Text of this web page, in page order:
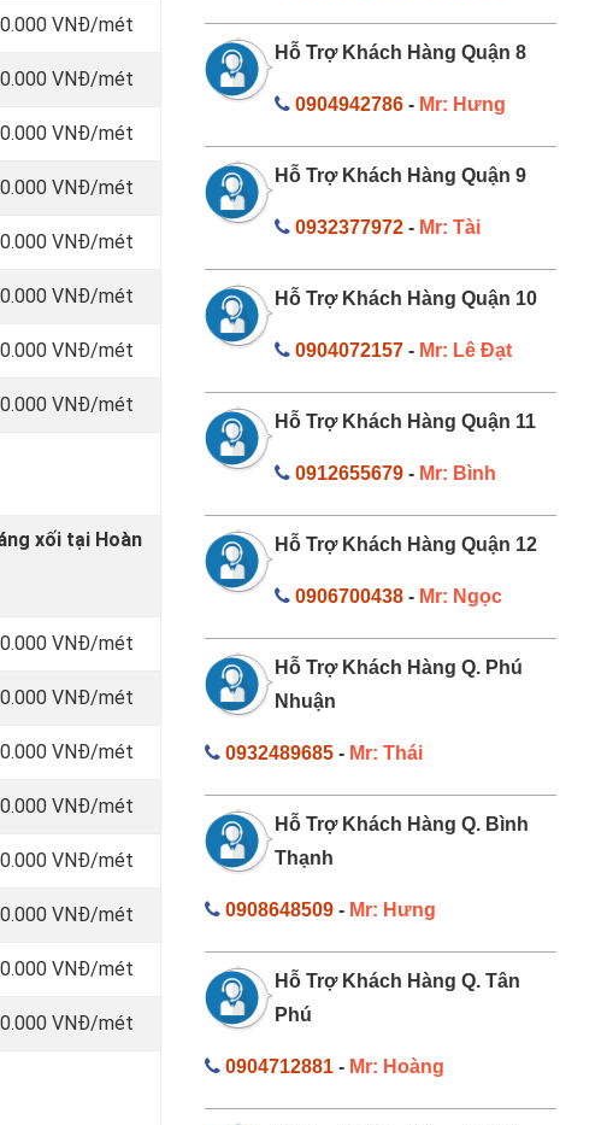
VNĐ/mét
VNĐ/mét
VNĐ/mét
VNĐ/mét
VNĐ/mét
VNĐ/mét
VNĐ/mét
VNĐ/mét
xối tại Hoàn
VNĐ/mét
VNĐ/mét
VNĐ/mét
VNĐ/mét
VNĐ/mét
VNĐ/mét
VNĐ/mét
VNĐ/mét
Hỗ Trợ Khách Hàng Quận 8
0904942786 - Mr: Hưng
Hỗ Trợ Khách Hàng Quận 9
0932377972 - Mr: Tài
Hỗ Trợ Khách Hàng Quận 10
0904072157 - Mr: Lê Đạt
Hỗ Trợ Khách Hàng Quận 11
0912655679 - Mr: Bình
Hỗ Trợ Khách Hàng Quận 12
0906700438 - Mr: Ngọc
Hỗ Trợ Khách Hàng Q. Phú
Nhuận
0932489685- Mr: Thái
Hỗ Trợ Khách Hàng Q. Bình
Thạnh
0908648509- Mr: Hưng
Hỗ Trợ Khách Hàng Q. Tân
Phú
0904712881- Mr: Hoàng